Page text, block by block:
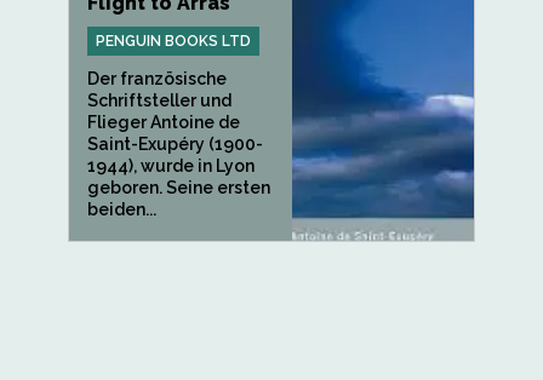
PENGUIN BOOKS LTD
Der französische
Schriftsteller und
Flieger Antoine de
Saint-Exupéry (1900-
1944), wurde in Lyon
geboren. Seine ersten
beiden...